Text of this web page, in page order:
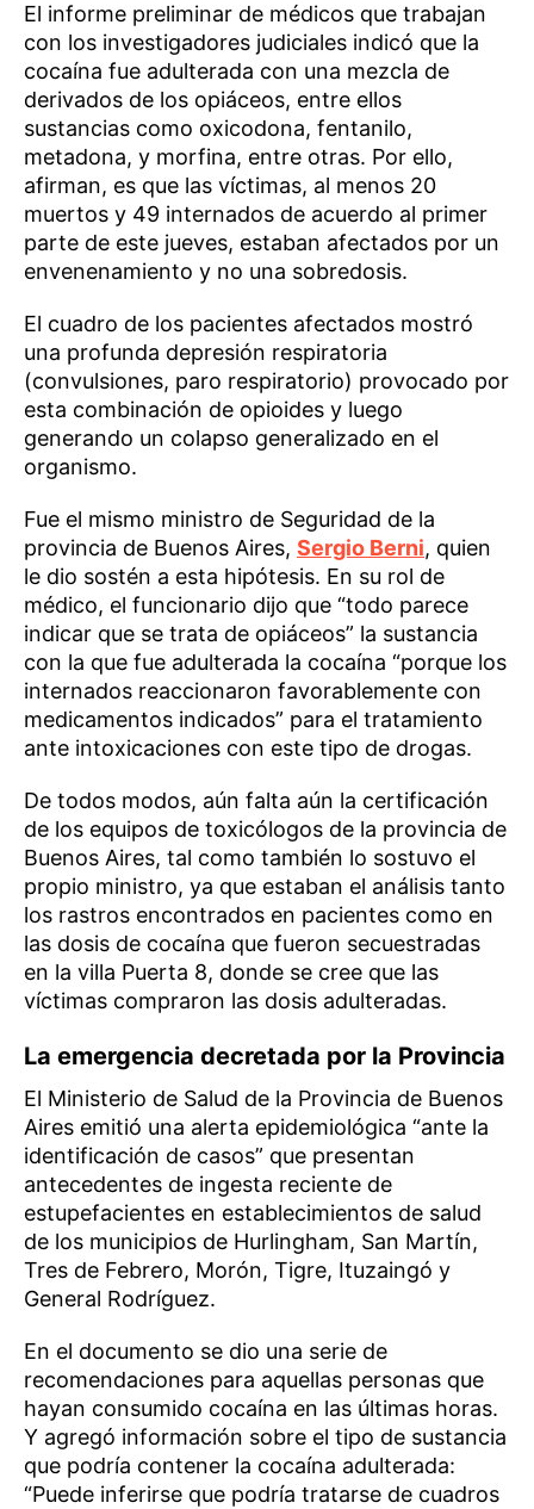
El informe preliminar de médicos que trabajan
con los investigadores judiciales indicó que la
cocaína fue adulterada con una mezcla de
derivados de los opiáceos, entre ellos
sustancias como oxicodona, fentanilo,
metadona, y morfina, entre otras. Por ello,
afirman, es que las víctimas, al menos 20
muertos y 49 internados de acuerdo al primer
parte de este jueves, estaban afectados por un
envenenamiento y no una sobredosis.
El cuadro de los pacientes afectados mostró
una profunda depresión respiratoria
(convulsiones, paro respiratorio) provocado por
esta combinación de opioides y luego
generando un colapso generalizado en el
organismo.
Fue el mismo ministro de Seguridad de la
provincia de Buenos Aires, Sergio Berni, quien
le dio sostén a esta hipótesis. En su rol de
médico, el funcionario dijo que “todo parece
indicar que se trata de opiáceos” la sustancia
con la que fue adulterada la cocaína “porque los
internados reaccionaron favorablemente con
medicamentos indicados” para el tratamiento
ante intoxicaciones con este tipo de drogas.
De todos modos, aún falta aún la certificación
de los equipos de toxicólogos de la provincia de
Buenos Aires, tal como también lo sostuvo el
propio ministro, ya que estaban el análisis tanto
los rastros encontrados en pacientes como en
las dosis de cocaína que fueron secuestradas
en la villa Puerta 8, donde se cree que las
víctimas compraron las dosis adulteradas.
La emergencia decretada por la Provincia
El Ministerio de Salud de la Provincia de Buenos
Aires emitió una alerta epidemiológica “ante la
identificación de casos” que presentan
antecedentes de ingesta reciente de
estupefacientes en establecimientos de salud
de los municipios de Hurlingham, San Martín,
Tres de Febrero, Morón, Tigre, Ituzaingó y
General Rodríguez.
En el documento se dio una serie de
recomendaciones para aquellas personas que
hayan consumido cocaína en las últimas horas.
Y agregó información sobre el tipo de sustancia
que podría contener la cocaína adulterada:
“Puede inferirse que podría tratarse de cuadros